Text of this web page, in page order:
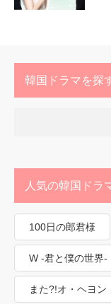
韓国ドラマを探
人気の韓国ドラ
100日の郎君様
W -君と僕の世界-
また?!オ・ヘヨン